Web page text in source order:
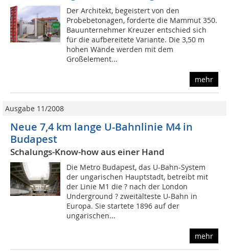
Der Architekt, begeistert von den
Probebetonagen, forderte die Mammut 350.
Bauunternehmer Kreuzer entschied sich
für die aufbereitete Variante. Die 3,50 m
hohen Wände werden mit dem
Großelement...
mehr
Ausgabe 11/2008
Neue 7,4 km lange U-Bahnlinie M4 in
Budapest
Schalungs-Know-how aus einer Hand
Die Metro Budapest, das U-Bahn-System
der ungarischen Hauptstadt, betreibt mit
der Linie M1 die ? nach der London
Underground ? zweitälteste U-Bahn in
Europa. Sie startete 1896 auf der
ungarischen...
mehr